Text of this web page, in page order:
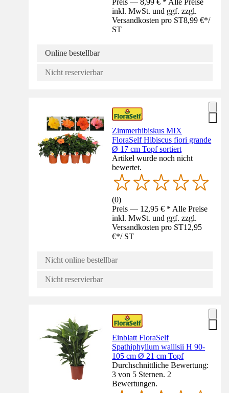
inkl. MwSt. und ggf. zzgl.
Versandkosten pro ST8,99 €*/
ST
Online bestellbar
Nicht reservierbar
Zimmerhibiskus MIX
FloraSelf Hibiscus fiori grande
Ø 17 cm Topf sortiert
Artikel wurde noch nicht
bewertet.
(0)
Preis — 12,95 € * Alle Preise
inkl. MwSt. und ggf. zzgl.
Versandkosten pro ST12,95
€*/ ST
Nicht online bestellbar
Nicht reservierbar
Einblatt FloraSelf
Spathiphyllum wallisii H 90-
105 cm Ø 21 cm Topf
Durchschnittliche Bewertung:
3 von 5 Sternen. 2
Bewertungen.